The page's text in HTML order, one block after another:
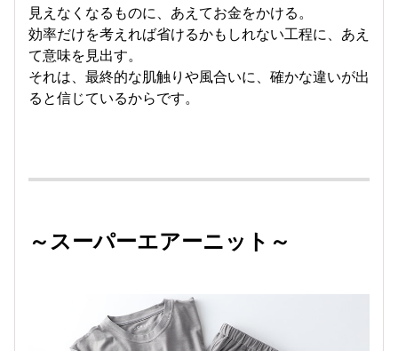
見えなくなるものに、あえてお金をかける。
効率だけを考えれば省けるかもしれない工程に、あえ
て意味を見出す。
それは、最終的な肌触りや風合いに、確かな違いが出
ると信じているからです。
～スーパーエアーニット～